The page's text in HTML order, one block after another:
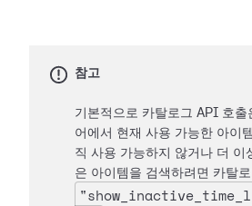
참고
기본적으로 카탈로그 API 호출
어에서 현재 사용 가능한 아이
직 사용 가능하지 않거나 더 이
은 아이템을 검색하려면 카탈로